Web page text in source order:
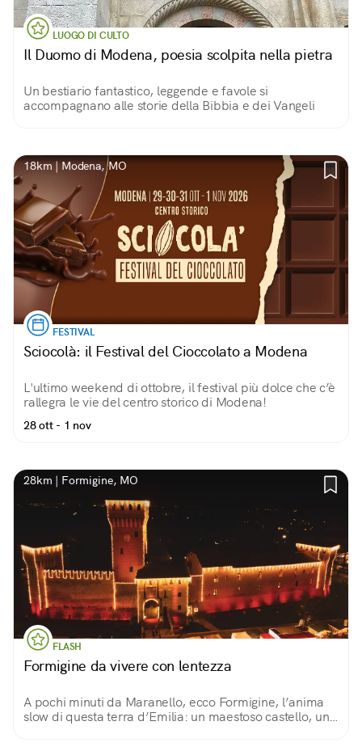
LUOGO DI CULTO
Il Duomo di Modena, poesia scolpita nella pietra
Un bestiario fantastico, leggende e favole si
accompagnano alle storie della Bibbia e dei Vangeli
18km | Modena, MO
FESTIVAL
Sciocolà: il Festival del Cioccolato a Modena
L'ultimo weekend di ottobre, il festival più dolce che c’è
rallegra le vie del centro storico di Modena!
28 ott - 1 nov
28km | Formigine, MO
FLASH
Formigine da vivere con lentezza
A pochi minuti da Maranello, ecco Formigine, l’anima
slow di questa terra d’Emilia: un maestoso castello, una